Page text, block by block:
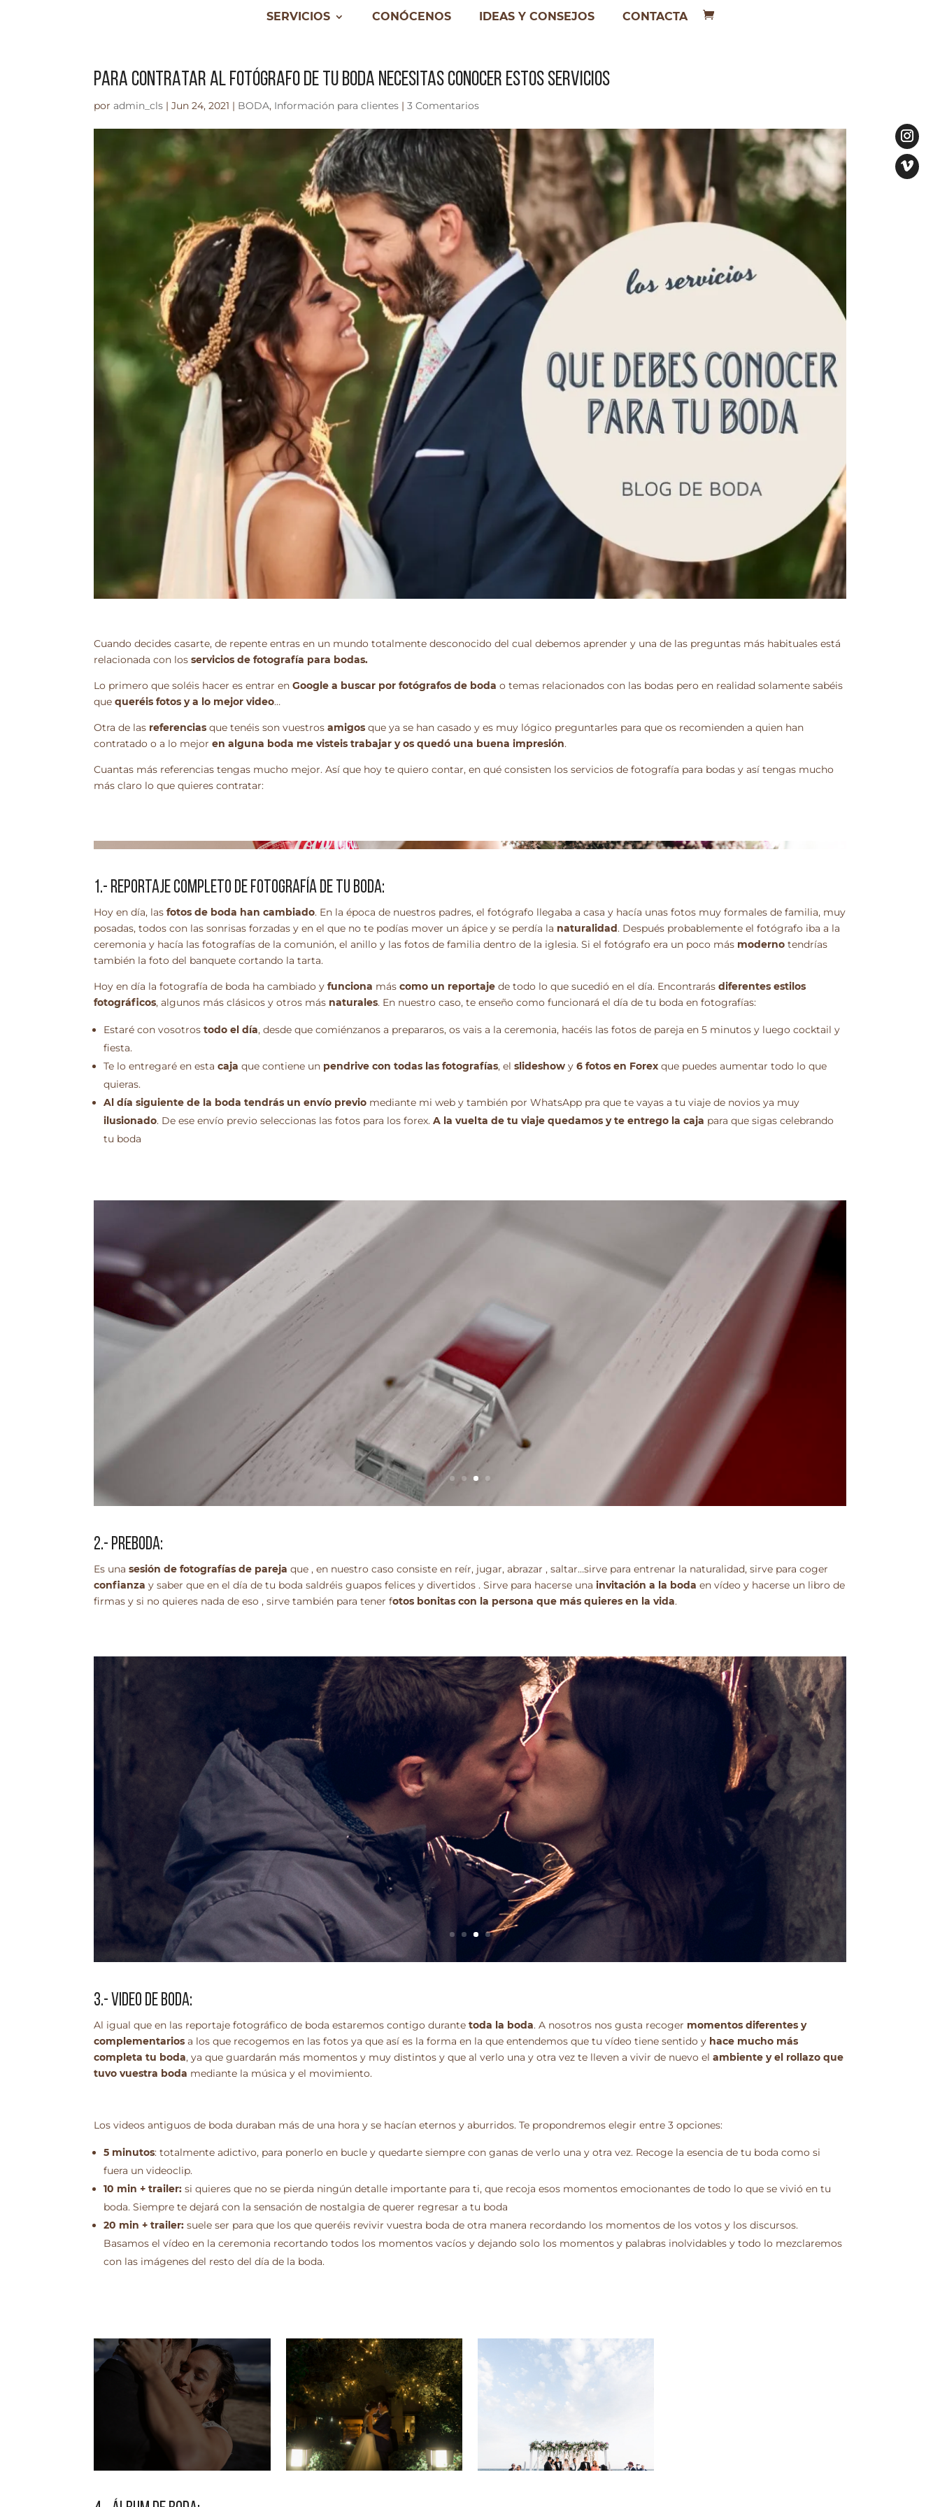
SERVICIOS CONÓCENOS IDEAS Y CONSEJOS CONTACTA
PARA CONTRATAR AL FOTÓGRAFO DE TU BODA NECESITAS CONOCER ESTOS SERVICIOS
poradmin_cls |Jun 24, 2021 | BODA, Información para clientes |3 Comentarios
Cuando decides casarte, de repente entras en un mundo totalmente desconocido del cual debemos aprender y una de las preguntas más habituales está
relacionada con losservicios de fotografía para bodas.
Lo primero que soléis hacer es entrar enGoogle a buscar por fotógrafos de boda o temas relacionados con las bodas pero en realidad solamente sabéis
quequeréis fotos y a lo mejor video…
Otra de las referencias que tenéis son vuestrosamigos que ya se han casado y es muy lógico preguntarles para que os recomienden a quien han
contratado o a lo mejoren alguna boda me visteis trabajar y os quedó una buena impresión.
Cuantas más referencias tengas mucho mejor. Así que hoy te quiero contar, en qué consisten los servicios de fotografía para bodas y así tengas mucho
más claro lo que quieres contratar:
1.- REPORTAJE COMPLETO DE FOTOGRAFÍA DE TU BODA:
Hoy en día, lasfotos de boda han cambiado. En la época de nuestros padres, el fotógrafo llegaba a casa y hacía unas fotos muy formales de familia, muy
posadas, todos con las sonrisas forzadas y en el que no te podías mover un ápice y se perdía la naturalidad. Después probablemente el fotógrafo iba a la
ceremonia y hacía las fotografías de la comunión, el anillo y las fotos de familia dentro de la iglesia. Si el fotógrafo era un poco más moderno tendrías
también la foto del banquete cortando la tarta.
Hoy en día la fotografía de boda ha cambiado yfunciona máscomo un reportaje de todo lo que sucedió en el día. Encontrarásdiferentes estilos
fotográficos, algunos más clásicos y otros más naturales. En nuestro caso, te enseño como funcionará el día de tu boda en fotografías:
Estaré con vosotros todo el día, desde que comiénzanos a prepararos, os vais a la ceremonia, hacéis las fotos de pareja en 5 minutos y luego cocktail y
fiesta.
Te lo entregaré en estacaja que contiene un pendrive con todas las fotografías, elslideshow y6 fotos en Forex que puedes aumentar todo lo que
quieras.
Al día siguiente de la boda tendrás un envío previo mediante mi web y también por WhatsApp pra que te vayas a tu viaje de novios ya muy
ilusionado. De ese envío previo seleccionas las fotos para los forex.A la vuelta de tu viaje quedamos y te entrego la caja para que sigas celebrando
tu boda
2.- PREBODA:
Es unasesión de fotografías de pareja que , en nuestro caso consiste en reír, jugar, abrazar , saltar…sirve para entrenar la naturalidad, sirve para coger
confianza y saber que en el día de tu boda saldréis guapos felices y divertidos . Sirve para hacerse una invitación a la boda en vídeo y hacerse un libro de
firmas y si no quieres nada de eso , sirve también para tener fotos bonitas con la persona que más quieres en la vida.
3.- VIDEO DE BODA:
Al igual que en las reportaje fotográfico de boda estaremos contigo durantetoda la boda. A nosotros nos gusta recoger momentos diferentes y
complementarios a los que recogemos en las fotos ya que así es la forma en la que entendemos que tu vídeo tiene sentido y hace mucho más
completa tu boda, ya que guardarán más momentos y muy distintos y que al verlo una y otra vez te lleven a vivir de nuevo elambiente y el rollazo que
tuvo vuestra boda mediante la música y el movimiento.
Los videos antiguos de boda duraban más de una hora y se hacían eternos y aburridos. Te propondremos elegir entre 3 opciones:
5 minutos: totalmente adictivo, para ponerlo en bucle y quedarte siempre con ganas de verlo una y otra vez. Recoge la esencia de tu boda como si
fuera un videoclip.
10 min + trailer: si quieres que no se pierda ningún detalle importante para ti, que recoja esos momentos emocionantes de todo lo que se vivió en tu
boda. Siempre te dejará con la sensación de nostalgia de querer regresar a tu boda
20 min + trailer: suele ser para que los que queréis revivir vuestra boda de otra manera recordando los momentos de los votos y los discursos.
Basamos el vídeo en la ceremonia recortando todos los momentos vacíos y dejando solo los momentos y palabras inolvidables y todo lo mezclaremos
con las imágenes del resto del día de la boda.